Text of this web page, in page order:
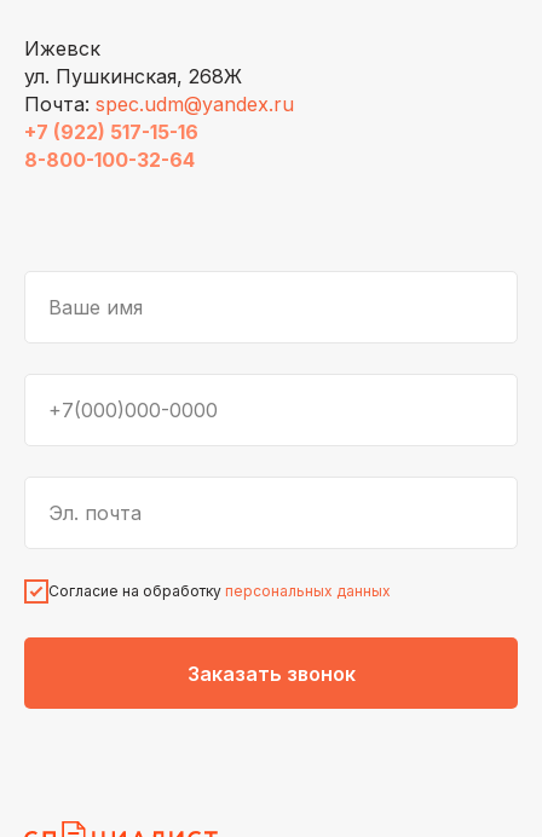
Ижевск
ул. Пушкинская, 268Ж
Почта: spec.udm@yandex.ru
+7 (922) 517-15-16
8-800-100-32-64
Ваше имя
+7(000)000-0000
Эл. почта
Согласие на обработку персональных данных
Заказать звонок